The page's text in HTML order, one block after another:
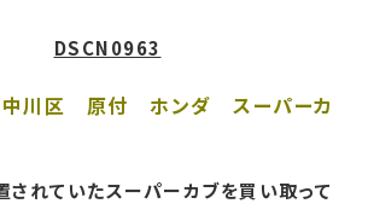
中川区 原付 ホンダ スーパーカ
れていたスーパーカブを買い取って